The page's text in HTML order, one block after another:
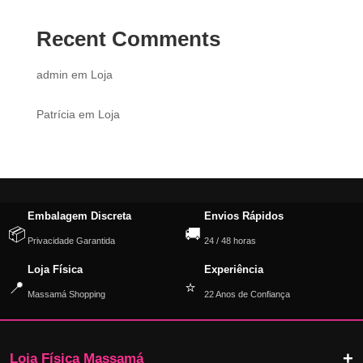
Recent Comments
admin em Loja
Patrícia em Loja
📦
Embalagem Discreta
Privacidade Garantida 🚚
Envios Rápidos
24 / 48 horas
📍
Loja Física
Massamá Shopping ⭐
Experiência
22 Anos de Confiança
Loja Física Massamá